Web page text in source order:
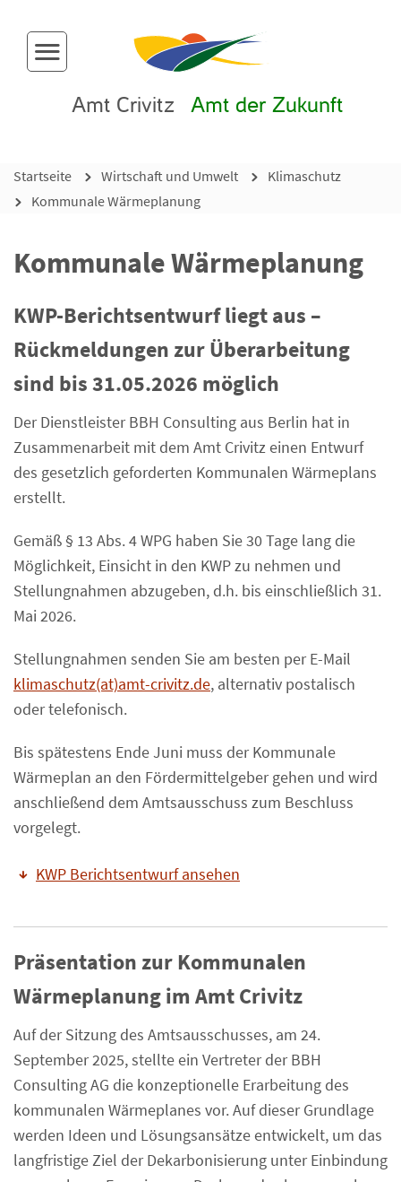
Menü-Button
Amt Crivitz Amt der Zukunft
Startseite Wirtschaft und Umwelt
Klimaschutz
Kommunale Wärmeplanung
Kommunale Wärmeplanung
KWP-Berichtsentwurf liegt aus –
Rückmeldungen zur Überarbeitung
sind bis 31.05.2026 möglich
Der Dienstleister BBH Consulting aus Berlin hat in
Zusammenarbeit mit dem Amt Crivitz einen Entwurf
des gesetzlich geforderten Kommunalen Wärmeplans
erstellt.
Gemäß § 13 Abs. 4 WPG haben Sie 30 Tage lang die
Möglichkeit, Einsicht in den KWP zu nehmen und
Stellungnahmen abzugeben, d.h. bis einschließlich 31.
Mai 2026.
Stellungnahmen senden Sie am besten per E-Mail
klimaschutz(at)amt-crivitz.de, alternativ postalisch
oder telefonisch.
Bis spätestens Ende Juni muss der Kommunale
Wärmeplan an den Fördermittelgeber gehen und wird
anschließend dem Amtsausschuss zum Beschluss
vorgelegt.
KWP Berichtsentwurf ansehen
Präsentation zur Kommunalen
Wärmeplanung im Amt Crivitz
Auf der Sitzung des Amtsausschusses, am 24.
September 2025, stellte ein Vertreter der BBH
Consulting AG die konzeptionelle Erarbeitung des
kommunalen Wärmeplanes vor. Auf dieser Grundlage
werden Ideen und Lösungsansätze entwickelt, um das
langfristige Ziel der Dekarbonisierung unter Einbindung